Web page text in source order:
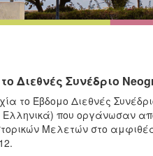
Διεθνές Συνέδριο
το Έβδομο Διεθνές
που οργάνωσαν
Μελετών στο